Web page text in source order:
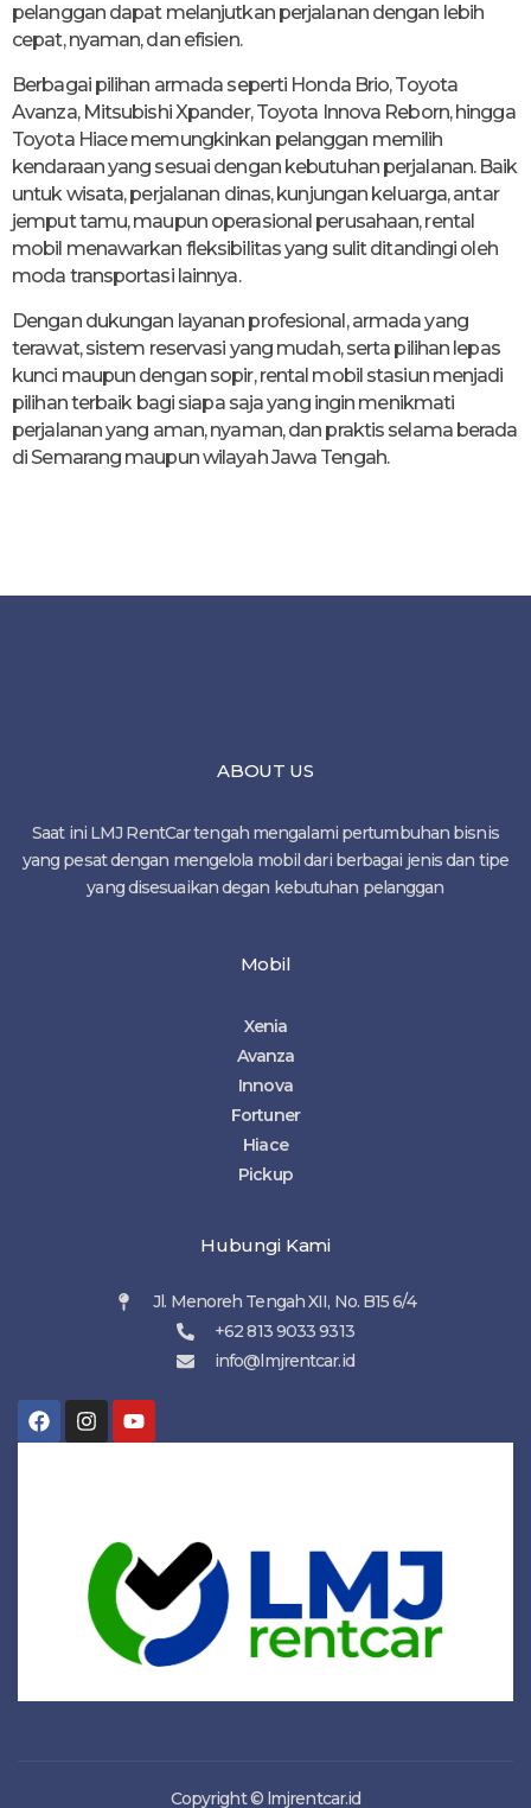
pelanggan dapat melanjutkan perjalanan dengan lebih
cepat, nyaman, dan efisien.
Berbagai pilihan armada seperti Honda Brio, Toyota
Avanza, Mitsubishi Xpander, Toyota Innova Reborn, hingga
Toyota Hiace memungkinkan pelanggan memilih
kendaraan yang sesuai dengan kebutuhan perjalanan. Baik
untuk wisata, perjalanan dinas, kunjungan keluarga, antar
jemput tamu, maupun operasional perusahaan, rental
mobil menawarkan fleksibilitas yang sulit ditandingi oleh
moda transportasi lainnya.
Dengan dukungan layanan profesional, armada yang
terawat, sistem reservasi yang mudah, serta pilihan lepas
kunci maupun dengan sopir, rental mobil stasiun menjadi
pilihan terbaik bagi siapa saja yang ingin menikmati
perjalanan yang aman, nyaman, dan praktis selama berada
di Semarang maupun wilayah Jawa Tengah.
ABOUT US
Saat ini LMJ RentCar tengah mengalami pertumbuhan bisnis
yang pesat dengan mengelola mobil dari berbagai jenis dan tipe
yang disesuaikan degan kebutuhan pelanggan
Mobil
Xenia
Avanza
Innova
Fortuner
Hiace
Pickup
Hubungi Kami
Jl. Menoreh Tengah XII, No. B15 6/4
+62 813 9033 9313
info@lmjrentcar.id
Copyright © lmjrentcar.id